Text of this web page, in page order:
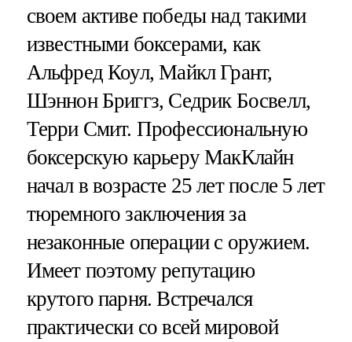
своем активе победы над такими
известными боксерами, как
Альфред Коул, Майкл Грант,
Шэннон Бриггз, Седрик Босвелл,
Терри Смит. Профессиональную
боксерскую карьеру МакКлайн
начал в возрасте 25 лет после 5 лет
тюремного заключения за
незаконные операции с оружием.
Имеет поэтому репутацию
крутого парня. Встречался
практически со всей мировой